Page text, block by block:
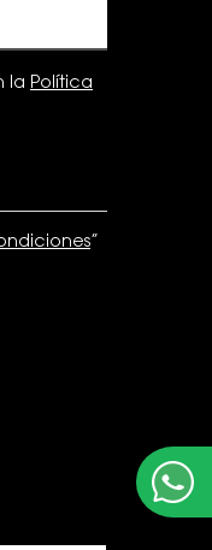
la Política